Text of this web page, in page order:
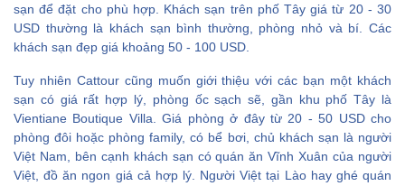
sạn để đặt cho phù hợp. Khách sạn trên phố Tây giá từ 20 - 30
USD thường là khách sạn bình thường, phòng nhỏ và bí. Các
khách sạn đẹp giá khoảng 50 - 100 USD.
Tuy nhiên Cattour cũng muốn giới thiệu với các bạn một khách
sạn có giá rất hợp lý, phòng ốc sạch sẽ, gần khu phố Tây là
Vientiane Boutique Villa. Giá phòng ở đây từ 20 - 50 USD cho
phòng đôi hoặc phòng family, có bể bơi, chủ khách sạn là người
Việt Nam, bên cạnh khách sạn có quán ăn Vĩnh Xuân của người
Việt, đồ ăn ngon giá cả hợp lý. Người Việt tại Lào hay ghé quán